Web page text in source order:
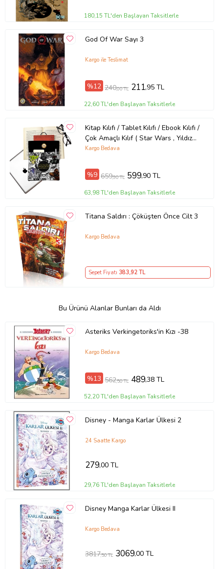
180,15 TL'den Başlayan Taksitlerle
God Of War Sayı 3
Kargo ile Teslimat
%12 240,00 TL 211,95 TL
22,60 TL'den Başlayan Taksitlerle
Kitap Kılıfı / Tablet Kılıfı / Ebook Kılıfı /
Çok Amaçlı Kılıf ( Star Wars , Yıldız
Savaşları )
Kargo Bedava
%9 659,90 TL 599,90 TL
63,98 TL'den Başlayan Taksitlerle
Titana Saldırı : Çöküşten Önce Cilt 3
Kargo Bedava
Sepet Fiyatı 383,92 TL
Bu Ürünü Alanlar Bunları da Aldı
Asteriks Verkingetoriks'in Kızı -38
Kargo Bedava
%13 562,50 TL 489,38 TL
52,20 TL'den Başlayan Taksitlerle
Disney - Manga Karlar Ülkesi 2
24 Saatte Kargo
279,00 TL
29,76 TL'den Başlayan Taksitlerle
Disney Manga Karlar Ülkesi II
Kargo Bedava
3817,50 TL 3069,00 TL